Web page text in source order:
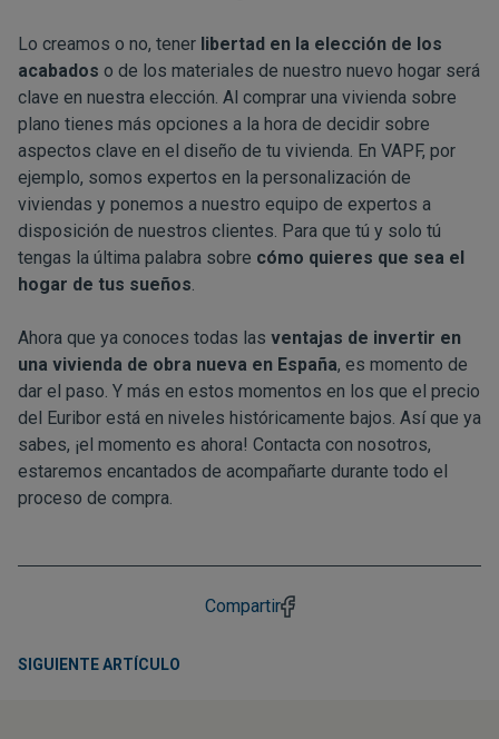
Lo creamos o no, tener libertad en la elección de los
acabados o de los materiales de nuestro nuevo hogar será
clave en nuestra elección. Al comprar una vivienda sobre
plano tienes más opciones a la hora de decidir sobre
aspectos clave en el diseño de tu vivienda. En VAPF, por
ejemplo, somos expertos en la personalización de
viviendas y ponemos a nuestro equipo de expertos a
disposición de nuestros clientes. Para que tú y solo tú
tengas la última palabra sobre cómo quieres que sea el
hogar de tus sueños.
Ahora que ya conoces todas las ventajas de invertir en
una vivienda de obra nueva en España, es momento de
dar el paso. Y más en estos momentos en los que el precio
del Euribor está en niveles históricamente bajos. Así que ya
sabes, ¡el momento es ahora! Contacta con nosotros,
estaremos encantados de acompañarte durante todo el
proceso de compra.
Compartir
SIGUIENTE ARTÍCULO